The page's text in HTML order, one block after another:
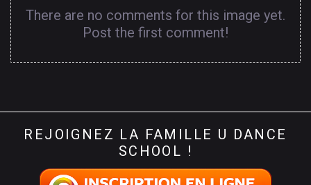
There are no comments for this image yet.
Post the first comment!
REJOIGNEZ LA FAMILLE U DANCE
SCHOOL !